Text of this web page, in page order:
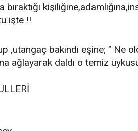
bıraktığı
işte !!
,utangaç bakındı eşine; " Ne
ağlayarak daldı o temiz